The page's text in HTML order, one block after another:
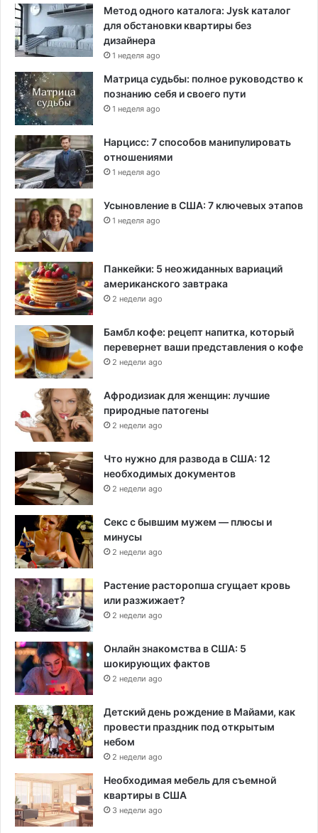
Метод одного каталога: Jysk каталог
для обстановки квартиры без
дизайнера
1 неделя ago
Матрица судьбы: полное руководство к
познанию себя и своего пути
1 неделя ago
Нарцисс: 7 способов манипулировать
отношениями
1 неделя ago
Усыновление в США: 7 ключевых этапов
1 неделя ago
Панкейки: 5 неожиданных вариаций
американского завтрака
2 недели ago
Бамбл кофе: рецепт напитка, который
перевернет ваши представления о кофе
2 недели ago
Афродизиак для женщин: лучшие
природные патогены
2 недели ago
Что нужно для развода в США: 12
необходимых документов
2 недели ago
Секс с бывшим мужем — плюсы и
минусы
2 недели ago
Растение расторопша сгущает кровь
или разжижает?
2 недели ago
Онлайн знакомства в США: 5
шокирующих фактов
2 недели ago
Детский день рождение в Майами, как
провести праздник под открытым
небом
2 недели ago
Необходимая мебель для съемной
квартиры в США
3 недели ago